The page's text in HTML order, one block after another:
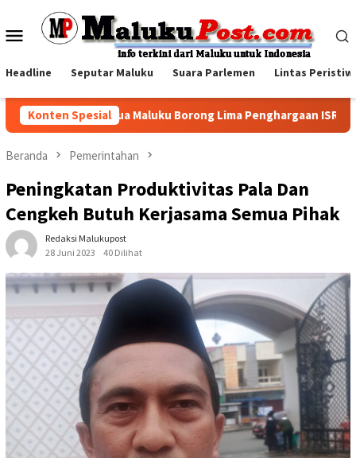
konten
Menu
Headline Seputar Maluku Suara Parlemen Lintas
Konten Spesial
Pertamina Papua Maluku Borong Lima Penghargaan ISRA 2026,
Beranda Pemerintahan
Peningkatan Produktivitas Pala Dan
Cengkeh Butuh Kerjasama Semua Pihak
Redaksi Malukupost
28 Juni 2023
40 Dilihat